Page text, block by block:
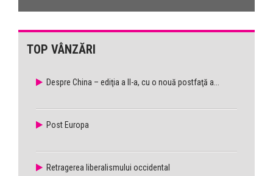
TOP VÂNZĂRI
Despre China – ediţia a II-a, cu o nouă postfaţă a...
Post Europa
Retragerea liberalismului occidental